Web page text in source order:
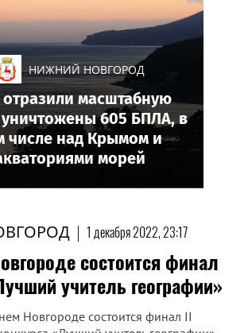
| 1 декабря 2022, 23:17
состоится финал
учитель географии»
Новгороде состоится финал II
НИЖНИЙ НОВГОРОД
масштабную
уничтожены 605 БПЛА, в
числе над Крымом и
морей